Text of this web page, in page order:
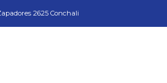
2625 Conchali